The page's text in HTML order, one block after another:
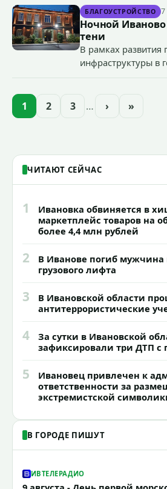
террористического
органов
«Гроза-2026».
БЛАГОУСТРОЙСТВО 7
Ночной Иваново
тени
В рамках развития
инфраструктуры в
проекта подсветки
1 2 3 … › »
ЧИТАЮТ СЕЙЧАС
1
Ивановка обвиняется в
маркетплейс товаров на
более 4,4 млн рублей
2
В Иванове погиб
грузового лифта
3
В Ивановской области
антитеррористические
4
За сутки в Ивановской
зафиксировали три ДТП с
5
Ивановец привлечен к
ответственности за
экстремистской
В ГОРОДЕ ПИШУТ
ИВТЕЛЕРАДИО